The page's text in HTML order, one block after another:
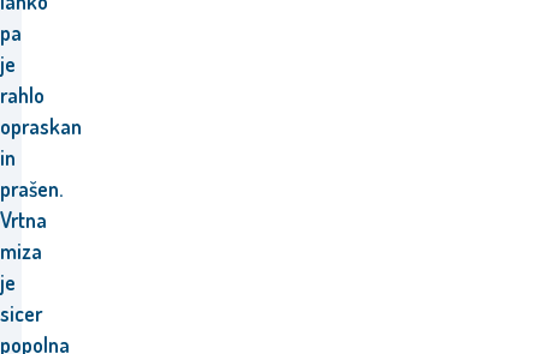
pa
je
rahlo
opraskan
in
prašen.
Vrtna
miza
je
sicer
popolna